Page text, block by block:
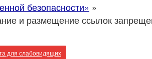
безопасности» »
и размещение ссылок
для слабовидящих